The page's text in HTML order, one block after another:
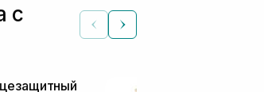
с